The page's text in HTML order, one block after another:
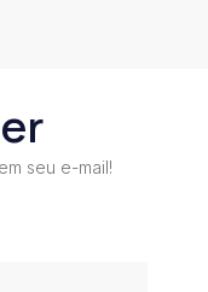
seu e-mail!